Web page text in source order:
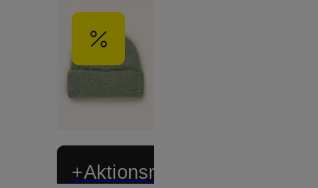
+Aktionsrabatt